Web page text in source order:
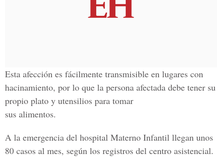
Esta afección es fácilmente transmisible en lugares con
hacinamiento, por lo que la persona afectada debe tener su
propio plato y utensilios para tomar
sus alimentos.
A la emergencia del hospital Materno Infantil llegan unos
80 casos al mes, según los registros del centro asistencial.